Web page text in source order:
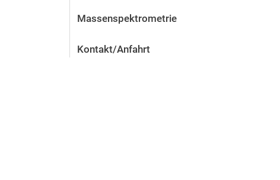
Massenspektrometrie
Kontakt/Anfahrt